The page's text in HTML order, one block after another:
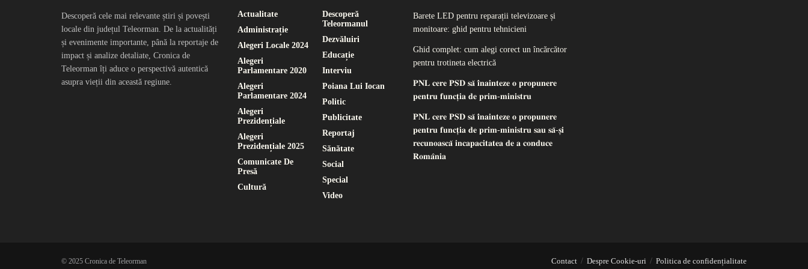
Descoperă cele mai relevante știri și povești
locale din județul Teleorman. De la actualități
și evenimente importante, până la reportaje de
impact și analize detaliate, Cronica de
Teleorman îți aduce o perspectivă autentică
asupra vieții din această regiune.
Actualitate
Administrație
Alegeri Locale 2024
Alegeri
Parlamentare 2020
Alegeri
Parlamentare 2024
Alegeri
Prezidențiale
Alegeri
Prezidențiale 2025
Comunicate De
Presă
Cultură
Descoperă
Teleormanul
Dezvăluiri
Educație
Interviu
Poiana Lui Iocan
Politic
Publicitate
Reportaj
Sănătate
Social
Special
Video
Barete LED pentru reparații televizoare și
monitoare: ghid pentru tehnicieni
Ghid complet: cum alegi corect un încărcător
pentru trotineta electrică
𝐏𝐍𝐋 𝐜𝐞𝐫𝐞 𝐏𝐒𝐃 𝐬𝐚̆ 𝐢̂𝐧𝐚𝐢𝐧𝐭𝐞𝐳𝐞 𝐨 𝐩𝐫𝐨𝐩𝐮𝐧𝐞𝐫𝐞
𝐩𝐞𝐧𝐭𝐫𝐮 𝐟𝐮𝐧𝐜𝐭̦𝐢𝐚 𝐝𝐞 𝐩𝐫𝐢𝐦-𝐦𝐢𝐧𝐢𝐬𝐭𝐫𝐮
𝐏𝐍𝐋 𝐜𝐞𝐫𝐞 𝐏𝐒𝐃 𝐬𝐚̆ 𝐢̂𝐧𝐚𝐢𝐧𝐭𝐞𝐳𝐞 𝐨 𝐩𝐫𝐨𝐩𝐮𝐧𝐞𝐫𝐞
𝐩𝐞𝐧𝐭𝐫𝐮 𝐟𝐮𝐧𝐜𝐭̦𝐢𝐚 𝐝𝐞 𝐩𝐫𝐢𝐦-𝐦𝐢𝐧𝐢𝐬𝐭𝐫𝐮 𝐬𝐚𝐮 𝐬𝐚̆-𝐬̦𝐢
𝐫𝐞𝐜𝐮𝐧𝐨𝐚𝐬𝐜𝐚̆ 𝐢𝐧𝐜𝐚𝐩𝐚𝐜𝐢𝐭𝐚𝐭𝐞𝐚 𝐝𝐞 𝐚 𝐜𝐨𝐧𝐝𝐮𝐜𝐞
𝐑𝐨𝐦𝐚̂𝐧𝐢𝐚
Contact Despre Cookie-uri Politica de confidențialitate
© 2025 Cronica de Teleorman